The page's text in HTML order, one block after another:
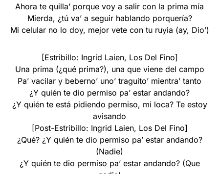
Ahora te quilla’ porque voy a salir con la prima mía
Mierda, ¿tú va’ a seguir hablando porquería?
Mi celular no lo doy, mejor vete con tu ruyia (ay, Dio’)
[Estribillo: Ingrid Laien, Los Del Fino]
Una prima (¿qué prima?), una que viene del campo
Pa’ vacilar y beberno’ uno’ traguito’ mientra’ tanto
¿Y quién te dio permiso pa’ estar andando?
¿Y quién te está pidiendo permiso, mi loca? Te estoy
avisando
[Post-Estribillo: Ingrid Laien, Los Del Fino]
¿Qué? ¿Y quién te dio permiso pa’ estar andando?
(Nadie)
¿Y quién te dio permiso pa’ estar andando? (Que